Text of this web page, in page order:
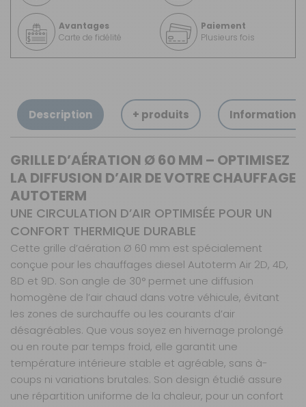
Avantages
Carte de fidélité
Paiement
Plusieurs fois
Description + produits Informations
GRILLE D’AÉRATION Ø 60 MM – OPTIMISEZ
LA DIFFUSION D’AIR DE VOTRE CHAUFFAGE
AUTOTERM
UNE CIRCULATION D’AIR OPTIMISÉE POUR UN
CONFORT THERMIQUE DURABLE
Cette grille d’aération Ø 60 mm est spécialement
conçue pour les chauffages diesel Autoterm Air 2D, 4D,
8D et 9D. Son angle de 30° permet une diffusion
homogène de l’air chaud dans votre véhicule, évitant
les zones de surchauffe ou les courants d’air
désagréables. Que vous soyez en hivernage prolongé
ou en route par temps froid, elle garantit une
température intérieure stable et agréable, sans à-
coups ni variations brutales. Son design étudié assure
une répartition uniforme de la chaleur, pour un confort